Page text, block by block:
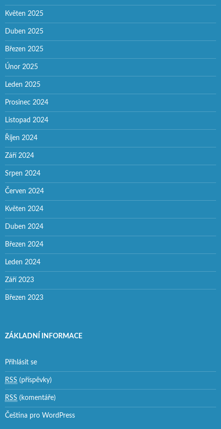
Květen 2025
Duben 2025
Březen 2025
Únor 2025
Leden 2025
Prosinec 2024
Listopad 2024
Říjen 2024
Září 2024
Srpen 2024
Červen 2024
Květen 2024
Duben 2024
Březen 2024
Leden 2024
Září 2023
Březen 2023
ZÁKLADNÍ INFORMACE
Přihlásit se
RSS (příspěvky)
RSS (komentáře)
Čeština pro WordPress